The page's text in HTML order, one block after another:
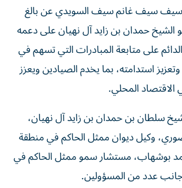
سيف سيف غانم سيف السويدي عن بالغ
الشيخ حمدان بن زايد آل نهيان على دعمه
على متابعة المبادرات التي تسهم في
استدامته، بما يخدم الصيادين ويعزز
المحلي.
سلطان بن حمدان بن زايد آل نهيان،
وكيل ديوان ممثل الحاكم في منطقة
بوشهاب، مستشار سمو ممثل الحاكم في
عدد من المسؤولين.